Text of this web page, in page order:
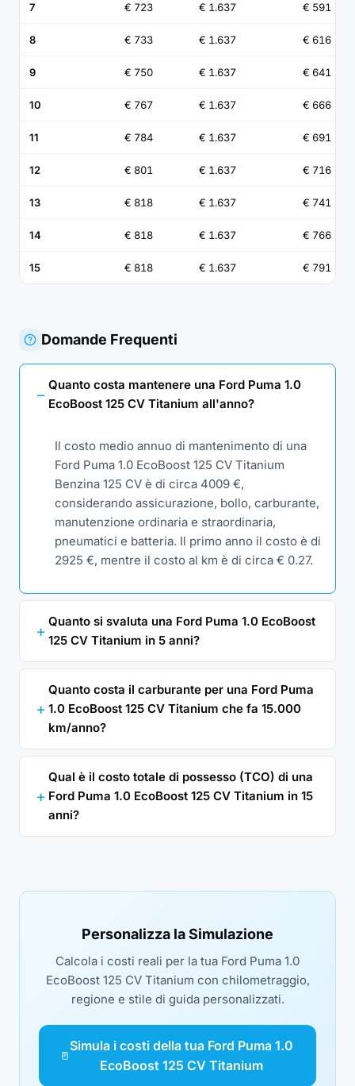
7 € 723 € 1.637 € 591
8 € 733 € 1.637 € 616
9 € 750 € 1.637 € 641
10 € 767 € 1.637 € 666
11 € 784 € 1.637 € 691
12 € 801 € 1.637 € 716
13 € 818 € 1.637 € 741
14 € 818 € 1.637 € 766
15 € 818 € 1.637 € 791
Domande Frequenti
Quanto costa mantenere una Ford Puma 1.0
EcoBoost 125 CV Titanium all'anno?
Il costo medio annuo di mantenimento di una
Ford Puma 1.0 EcoBoost 125 CV Titanium
Benzina 125 CV è di circa 4009 €,
considerando assicurazione, bollo, carburante,
manutenzione ordinaria e straordinaria,
pneumatici e batteria. Il primo anno il costo è di
2925 €, mentre il costo al km è di circa € 0.27.
Quanto si svaluta una Ford Puma 1.0 EcoBoost
125 CV Titanium in 5 anni?
Quanto costa il carburante per una Ford Puma
1.0 EcoBoost 125 CV Titanium che fa 15.000
km/anno?
Qual è il costo totale di possesso (TCO) di una
Ford Puma 1.0 EcoBoost 125 CV Titanium in 15
anni?
Personalizza la Simulazione
Calcola i costi reali per la tua Ford Puma 1.0
EcoBoost 125 CV Titanium con chilometraggio,
regione e stile di guida personalizzati.
Simula i costi della tua Ford Puma 1.0
EcoBoost 125 CV Titanium